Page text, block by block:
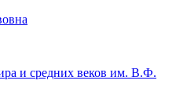
и средних веков им. В.Ф.